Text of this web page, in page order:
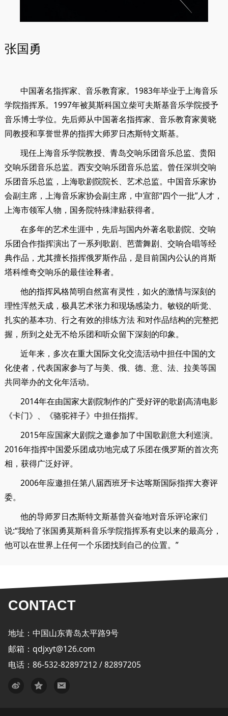
张国勇
中国著名指挥家、音乐教育家。1983年毕业于上海音乐
学院指挥系。1997年被莫斯科国立柴可夫斯基音乐学院授予
音乐博士学位。先后师从中国著名指挥家、音乐教育家黄晓
同教授和享誉世界的指挥大师罗日杰斯特文斯基。
现任上海音乐学院教授、青岛交响乐团音乐总监、贵阳
交响乐团音乐总监。西安交响乐团音乐总监。曾任深圳交响
乐团音乐总监，上海歌剧院院长、艺术总监。中国音乐家协
会副主席，上海音乐家协会副主席，中宣部“四个一批”人才，
上海市领军人物，国务院特殊津贴获得者。
在多年的艺术生涯中，先后与国内外著名歌剧院、交响
乐团合作指挥演出了一系列歌剧、芭蕾舞剧、交响合唱等经
典作品，尤其擅长指挥俄罗斯作品，是目前国内公认的肖斯
塔科维奇交响乐的最佳诠释者。
他的指挥风格简明自然富有灵性，如火的激情与深刻的
理性浑然天成，极具艺术张力和现场感染力。敏锐的听觉、
扎实的基本功、行之有效的排练方法 和对作品结构的完整把
握，所到之处无不给乐团和听众留下深刻的印象。
近年来，多次在重大国际文化交流活动中担任中国的文
化使者，代表国家参与了与美、俄、德、意、法、拉美等国
共同举办的文化年活动。
2014年在由国家大剧院制作的广受好评的歌剧高清电影
《卡门》、《骆驼祥子》中担任指挥。
2015年应国家大剧院之邀参加了中国歌剧意大利巡演。
2016年指挥中国爱乐团成功地完成了乐团在俄罗斯的首次亮
相，获得广泛好评。
2006年应邀担任第八届西班牙卡达喀斯国际指挥大赛评
委。
他的导师罗日杰斯特文斯基曾兴奋地对音乐评论家们
说:“我给了张国勇莫斯科音乐学院指挥系有史以来的最高分，
他可以在世界上任何一个乐团找到自己的位置。”
CONTACT
地址：中国山东青岛太平路9号
邮箱：qdjxyt@126.com
电话：86-532-82897212 / 82897205